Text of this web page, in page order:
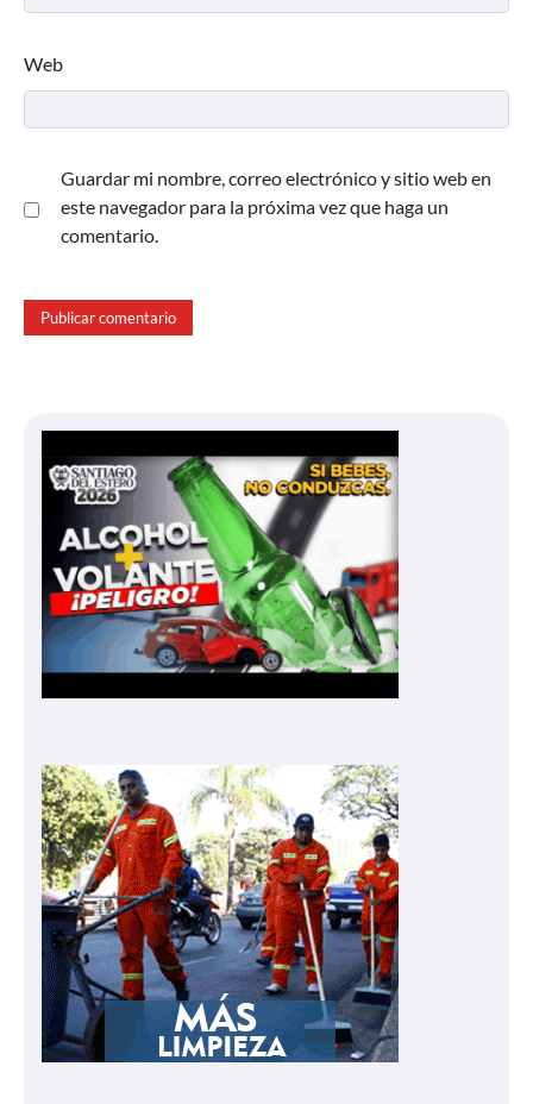
Web
Guardar mi nombre, correo electrónico y sitio web en
este navegador para la próxima vez que haga un
comentario.